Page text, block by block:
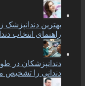
بهترین دندانپزشک
راهنمای انتخاب
دندانپزشکان در
دندانی را تشخیص